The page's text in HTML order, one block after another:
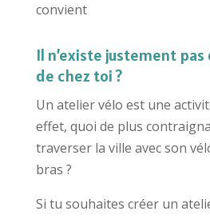
convient
Il n’existe justement
de chez toi ?
Un atelier vélo est une
effet, quoi de plus
traverser la ville avec son
bras ?
Si tu souhaites créer un